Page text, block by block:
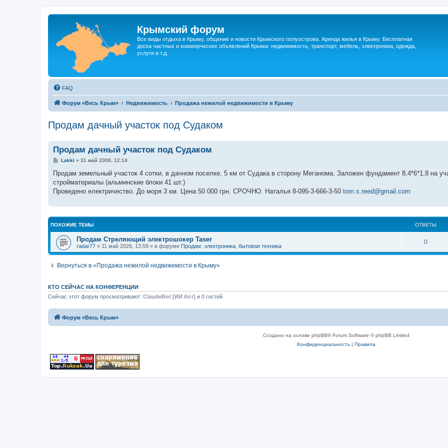
Крымский форум
Все виды отдыха в Крыму, общение и новости Крымского полуострова. Аренда жилья в Крыму. Бесплатная
доска частных и коммерческих объявлений Крыма: недвижимость, транспорт, мебель, электроника, одежда,
услуги и т.д.
FAQ
Форум «Весь Крым» Недвижимость Продажа нежилой недвижимости в Крыму
Продам дачный участок под Судаком
Продам дачный участок под Судаком
С
о
щ
е
е
Lakki » 31 май 2008, 12:14
Продам земельный участок 4 сотки, в дачном поселке, 5 км от Судака в сторону Меганома. Заложен фундамент 8,4*6*1,8 на
стройматериалы (альминские блоки 41 шт.)
Проведено електричество. До моря 3 км. Цена 50 000 грн. СРОЧНО. Наталья 8-095-3-666-3-50 tom.s.reed@gmail.com
ПОХОЖИЕ ТЕМЫ ОТВЕТЫ
Продам Стреляющий электрошокер Taser
radar77 » 11 май 2026, 13:59 » в форуме Продам: электроника, бытовая техника
0
Вернуться в «Продажа нежилой недвижимости в Крыму»
КТО СЕЙЧАС НА КОНФЕРЕНЦИИ
Сейчас этот форум просматривают: ClaudeBot [ИИ бот] и 0 гостей
Форум «Весь Крым»
Создано на основе phpBB® Forum Software © phpBB Limited
Конфиденциальность| Правила